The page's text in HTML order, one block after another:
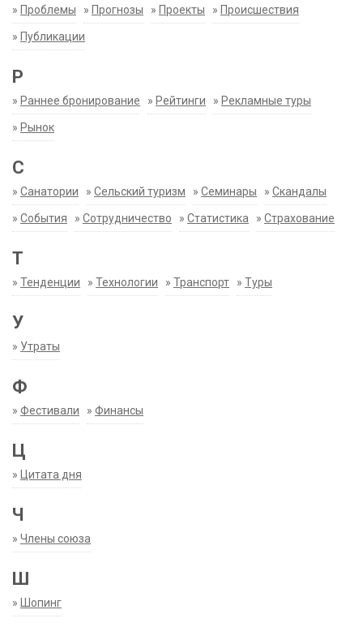
» Проблемы » Прогнозы » Проекты » Происшествия
» Публикации
Р
» Раннее бронирование » Рейтинги » Рекламные туры
» Рынок
С
» Санатории » Сельский туризм » Семинары » Скандалы
» События » Сотрудничество » Статистика » Страхование
Т
» Тенденции » Технологии » Транспорт » Туры
У
» Утраты
Ф
» Фестивали » Финансы
Ц
» Цитата дня
Ч
» Члены союза
Ш
» Шопинг